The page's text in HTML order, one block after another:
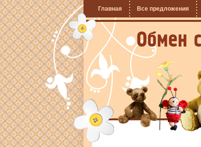
Главная Все предложения